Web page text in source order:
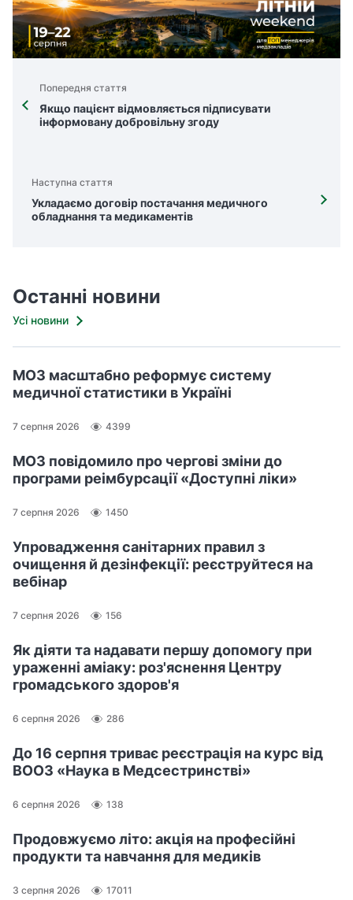
Попередня стаття
Якщо пацієнт відмовляється підписувати
інформовану добровільну згоду
Наступна стаття
Укладаємо договір постачання медичного
обладнання та медикаментів
Останні новини
Усі новини
МОЗ масштабно реформує систему
медичної статистики в Україні
7 серпня 2026 4399
МОЗ повідомило про чергові зміни до
програми реімбурсації «Доступні ліки»
7 серпня 2026 1450
Упровадження санітарних правил з
очищення й дезінфекції: реєструйтеся на
вебінар
7 серпня 2026 156
Як діяти та надавати першу допомогу при
ураженні аміаку: роз'яснення Центру
громадського здоров'я
6 серпня 2026 286
До 16 серпня триває реєстрація на курс від
ВООЗ «Наука в Медсестринстві»
6 серпня 2026 138
Продовжуємо літо: акція на професійні
продукти та навчання для медиків
3 серпня 2026 17011